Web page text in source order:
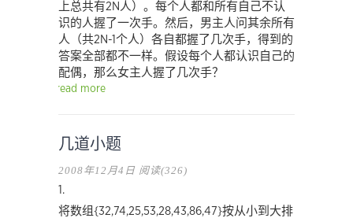
上总共有2N人）。每个人都和所有自己不认
识的人握了一次手。然后，男主人问其余所有
人（共2N-1个人）各自都握了几次手，得到的
答案全部都不一样。假设每个人都认识自己的
配偶，那么女主人握了几次手？
read more
几道小题
2008年12月4日 阅读(326)
1.
将数组{32,74,25,53,28,43,86,47}按从小到大排